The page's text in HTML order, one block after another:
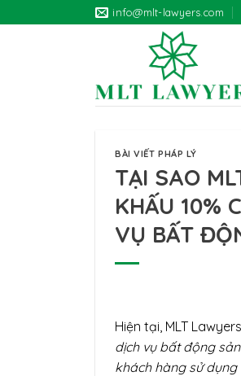
info@mlt-lawyers.com
BÀI VIẾT PHÁP LÝ
TẠI SAO
KHẤU 10%
VỤ BẤT
Hiện tại, MLT
dịch vụ bất động
khách hàng sử